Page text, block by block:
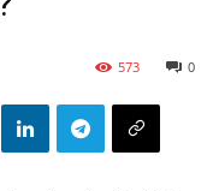
0
573